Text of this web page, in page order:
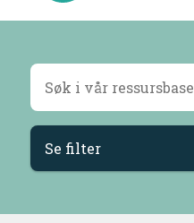
Søkeresultater
Se filter